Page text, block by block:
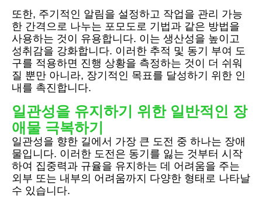
또한, 주기적인 알림을 설정하고 작업을 관리 가능
한 간격으로 나누는 포모도로 기법과 같은 방법을
사용하는 것이 유용합니다. 이는 생산성을 높이고
성취감을 강화합니다. 이러한 추적 및 동기 부여 도
구를 적용하면 진행 상황을 측정하는 것이 더 쉬워
질 뿐만 아니라, 장기적인 목표를 달성하기 위한 인
내를 촉진합니다.
일관성을 유지하기 위한 일반적인 장
애물 극복하기
일관성을 향한 길에서 가장 큰 도전 중 하나는 장애
물입니다. 이러한 도전은 동기를 잃는 것부터 시작
하여 집중력과 규율을 유지하는 데 어려움을 주는
외부 또는 내부의 어려움까지 다양한 형태로 나타날
수 있습니다.